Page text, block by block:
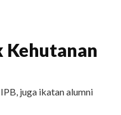
Kehutanan
juga ikatan alumni